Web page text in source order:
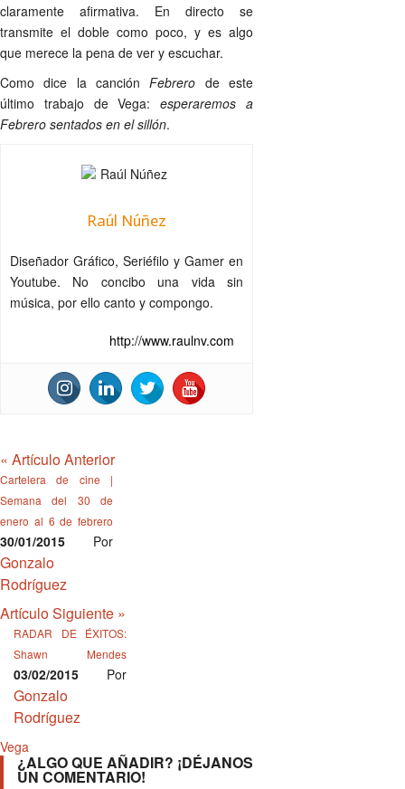
claramente afirmativa. En directo se
transmite el doble como poco, y es algo
que merece la pena de ver y escuchar.
Como dice la canciónFebrero de este
último trabajo de Vega:esperaremos a
Febrero sentados en el sillón.
Raúl Núñez
Diseñador Gráfico, Seriéfilo y Gamer en
Youtube. No concibo una vida sin
música, por ello canto y compongo.
http://www.raulnv.com
« Artículo Anterior
Cartelera de cine |
Semana del 30 de
enero al 6 de febrero
30/01/2015 Por
Gonzalo
Rodríguez
Artículo Siguiente »
RADAR DE ÉXITOS:
Shawn Mendes
03/02/2015 Por
Gonzalo
Rodríguez
Vega
¿ALGO QUE AÑADIR? ¡DÉJANOS
UN COMENTARIO!